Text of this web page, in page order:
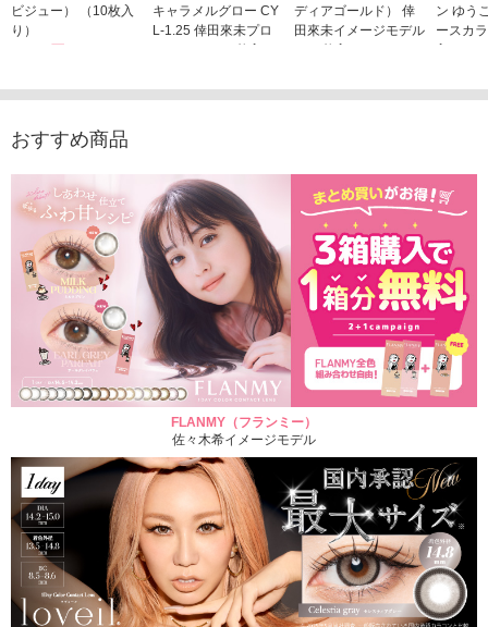
ビジュー） （10枚入
り）
キャラメルグロー CY
L-1.25 倖田來未プロ
1,760円(税込)
ディアゴールド） 倖
田來未イメージモデル
ン ゆう
ースカ
おすすめ商品
FLANMY（フランミー）
佐々木希イメージモデル